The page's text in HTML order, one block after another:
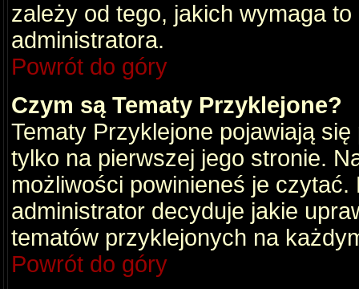
zależy od tego, jakich wymaga
administratora.
Powrót do góry
Czym są Tematy Przyklejone?
Tematy Przyklejone pojawiają
tylko na pierwszej jego stronie.
możliwości powinieneś je czytać.
administrator decyduje jakie
tematów przyklejonych na
Powrót do góry